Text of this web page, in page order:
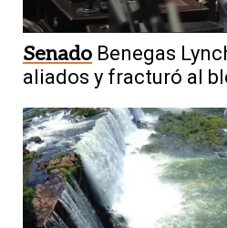
Senado Benegas
aliados y fracturó al